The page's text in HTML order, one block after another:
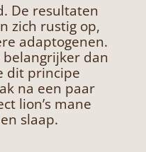
De resultaten
zich rustig op,
adaptogenen.
dan
dit principe
na een paar
lion’s mane
slaap.